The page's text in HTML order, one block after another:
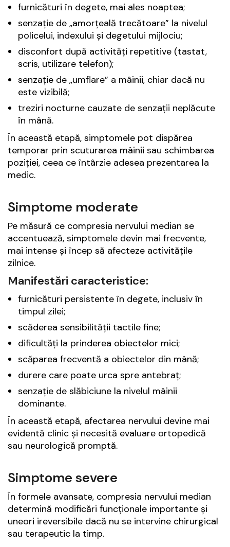
furnicături în degete, mai ales noaptea;
senzație de „amorțeală trecătoare” la nivelul
policelui, indexului și degetului mijlociu;
disconfort după activități repetitive (tastat,
scris, utilizare telefon);
senzație de „umflare” a mâinii, chiar dacă nu
este vizibilă;
treziri nocturne cauzate de senzații neplăcute
în mână.
În această etapă, simptomele pot dispărea
temporar prin scuturarea mâinii sau schimbarea
poziției, ceea ce întârzie adesea prezentarea la
medic.
Simptome moderate
Pe măsură ce compresia nervului median se
accentuează, simptomele devin mai frecvente,
mai intense și încep să afecteze activitățile
zilnice.
Manifestări caracteristice:
furnicături persistente în degete, inclusiv în
timpul zilei;
scăderea sensibilității tactile fine;
dificultăți la prinderea obiectelor mici;
scăparea frecventă a obiectelor din mână;
durere care poate urca spre antebraț;
senzație de slăbiciune la nivelul mâinii
dominante.
În această etapă, afectarea nervului devine mai
evidentă clinic și necesită evaluare ortopedică
sau neurologică promptă.
Simptome severe
În formele avansate, compresia nervului median
determină modificări funcționale importante și
uneori ireversibile dacă nu se intervine chirurgical
sau terapeutic la timp.